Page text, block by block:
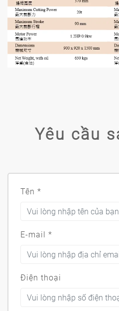
Yêu cầu
Tên *
E-mail *
Điện thoại